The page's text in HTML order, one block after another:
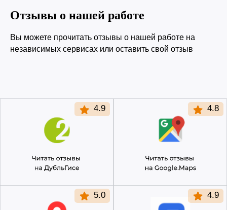
Отзывы о нашей работе
Вы можете прочитать отзывы о нашей работе на
независимых сервисах или оставить свой отзыв